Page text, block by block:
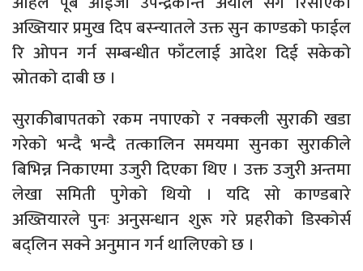
अख्तियार प्रमुख दिप बस्न्यातले उक्त सुन काण्डको फाईल
रि ओपन गर्न सम्बन्धीत फाँटलाई आदेश दिई सकेको
स्रोतको दाबी छ ।
सुराकीबापतको रकम नपाएको र नक्कली सुराकी खडा
गरेको भन्दै भन्दै तत्कालिन समयमा सुनका सुराकीले
बिभिन्न निकाएमा उजुरी दिएका थिए । उक्त उजुरी अन्तमा
लेखा समिती पुगेको थियो । यदि सो काण्डबारे
अख्तियारले पुनः अनुसन्धान शुरू गरे प्रहरीको डिस्कोर्स
बद्लिन सक्ने अनुमान गर्न थालिएको छ ।